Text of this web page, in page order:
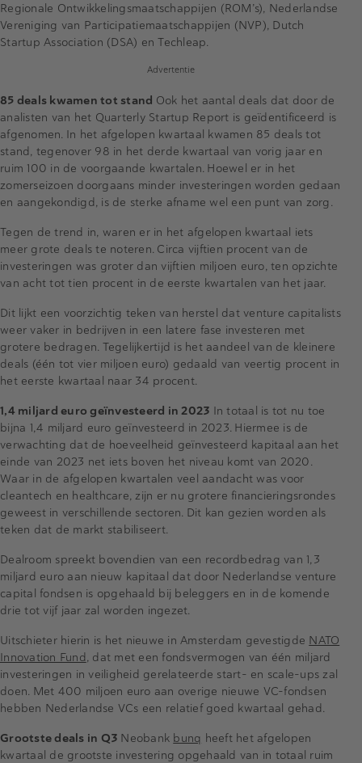
Regionale Ontwikkelingsmaatschappijen (ROM’s), Nederlandse
Vereniging van Participatiemaatschappijen (NVP), Dutch
Startup Association (DSA) en Techleap.
Advertentie
85 deals kwamen tot stand Ook het aantal deals dat door de
analisten van het Quarterly Startup Report is geïdentificeerd is
afgenomen. In het afgelopen kwartaal kwamen 85 deals tot
stand, tegenover 98 in het derde kwartaal van vorig jaar en
ruim 100 in de voorgaande kwartalen. Hoewel er in het
zomerseizoen doorgaans minder investeringen worden gedaan
en aangekondigd, is de sterke afname wel een punt van zorg.
Tegen de trend in, waren er in het afgelopen kwartaal iets
meer grote deals te noteren. Circa vijftien procent van de
investeringen was groter dan vijftien miljoen euro, ten opzichte
van acht tot tien procent in de eerste kwartalen van het jaar.
Dit lijkt een voorzichtig teken van herstel dat venture capitalists
weer vaker in bedrijven in een latere fase investeren met
grotere bedragen. Tegelijkertijd is het aandeel van de kleinere
deals (één tot vier miljoen euro) gedaald van veertig procent in
het eerste kwartaal naar 34 procent.
1,4 miljard euro geïnvesteerd in 2023 In totaal is tot nu toe
bijna 1,4 miljard euro geïnvesteerd in 2023. Hiermee is de
verwachting dat de hoeveelheid geïnvesteerd kapitaal aan het
einde van 2023 net iets boven het niveau komt van 2020.
Waar in de afgelopen kwartalen veel aandacht was voor
cleantech en healthcare, zijn er nu grotere financieringsrondes
geweest in verschillende sectoren. Dit kan gezien worden als
teken dat de markt stabiliseert.
Dealroom spreekt bovendien van een recordbedrag van 1,3
miljard euro aan nieuw kapitaal dat door Nederlandse venture
capital fondsen is opgehaald bij beleggers en in de komende
drie tot vijf jaar zal worden ingezet.
Uitschieter hierin is het nieuwe in Amsterdam gevestigde NATO
Innovation Fund, dat met een fondsvermogen van één miljard
investeringen in veiligheid gerelateerde start- en scale-ups zal
doen. Met 400 miljoen euro aan overige nieuwe VC-fondsen
hebben Nederlandse VCs een relatief goed kwartaal gehad.
Grootste deals in Q3 Neobank bunq heeft het afgelopen
kwartaal de grootste investering opgehaald van in totaal ruim